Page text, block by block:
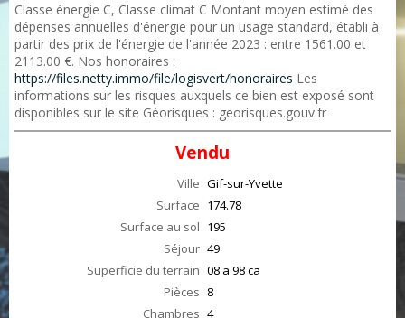
Classe énergie C, Classe climat C Montant moyen estimé des
dépenses annuelles d'énergie pour un usage standard, établi à
partir des prix de l'énergie de l'année 2023 : entre 1561.00 et
2113.00 €. Nos honoraires :
https://files.netty.immo/file/logisvert/honoraires Les
informations sur les risques auxquels ce bien est exposé sont
disponibles sur le site Géorisques : georisques.gouv.fr
Vendu
Ville Gif-sur-Yvette
Surface 174.78
Surface au sol 195
Séjour 49
Superficie du terrain 08 a 98 ca
Pièces 8
Chambres 4